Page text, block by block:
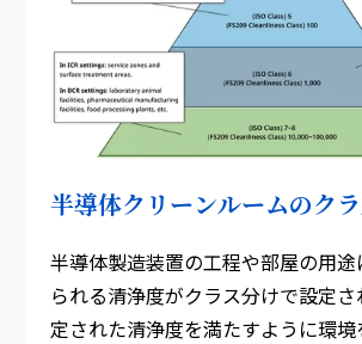
半導体クリーンルームのク
半導体製造装置の工程や部屋の用途
られる清浄度がクラス分けで設定
定された清浄度を満たすように環